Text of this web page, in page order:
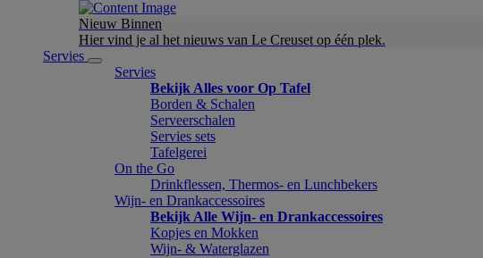
Nieuw Binnen
Hier vind je al het nieuws van Le Creuset op één plek.
Servies
Servies
Bekijk Alles voor Op Tafel
Borden & Schalen
Serveerschalen
Servies sets
Tafelgerei
On the Go
Drinkflessen, Thermos- en Lunchbekers
Wijn- en Drankaccessoires
Bekijk Alle Wijn- en Drankaccessoires
Kopjes en Mokken
Wijn- & Waterglazen